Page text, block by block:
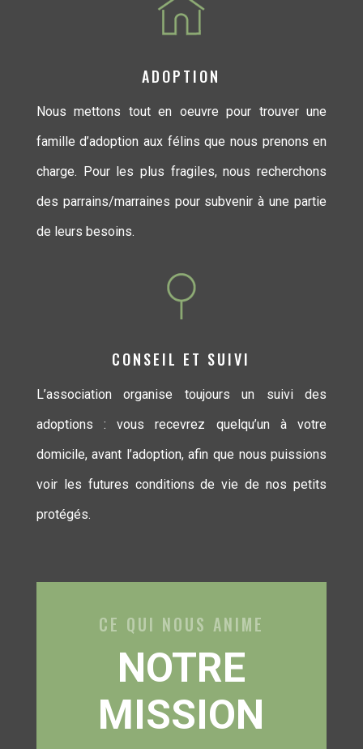
ADOPTION
Nous mettons tout en oeuvre pour trouver une
famille d’adoption aux félins que nous prenons en
charge. Pour les plus fragiles, nous recherchons
des parrains/marraines pour subvenir à une partie
de leurs besoins.
CONSEIL ET SUIVI
L’association organise toujours un suivi des
adoptions : vous recevrez quelqu’un à votre
domicile, avant l’adoption, afin que nous puissions
voir les futures conditions de vie de nos petits
protégés.
CE QUI NOUS ANIME
NOTRE
MISSION